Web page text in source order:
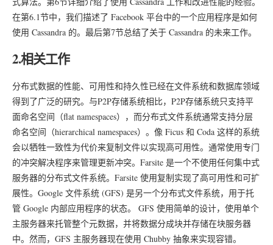
在第6.1节中，我们描述了 Facebook 平台中的一个应用程序是如何
使用 Cassandra 的。最后第7节总结了关于 Cassandra 的未来工作。
2.相关工作
分布式数据的性能、可用性和持久性已经在文件系统和数据库领域
得到了广泛的研究。与P2P存储系统相比，P2P存储系统只支持平
面命名空间（flat namespaces），而分布式文件系统通常支持分层
命名空间（hierarchical namespaces）。像 Ficus 和 Coda 这样的系统
会以牺牲一致性为代价来复制文件以实现高可用性。通常使用专门
的冲突解决程序来管理更新冲突。Farsite 是一个不使用任何集中式
服务器的分布式文件系统。Farsite 使用复制实现了高可用性和可扩
展性。Google 文件系统 (GFS) 是另一个分布式文件系统，用于托
管 Google 内部应用程序的状态。 GFS 使用简单的设计，使用单个
主服务器来托管整个元数据，并将数据分成块并存储在块服务器
中。然而，GFS 主服务器现在使用 Chubby 抽象来实现容错。